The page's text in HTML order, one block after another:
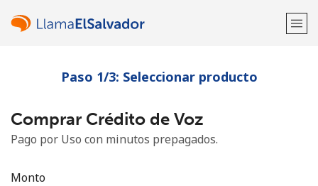
¡Bienvenido!
¿Ya tienes una cuenta?Inicia sesión →
Paso 1/3: Seleccionar producto
Comprar Crédito de Voz
Pago por Uso con minutos prepagados.
Monto